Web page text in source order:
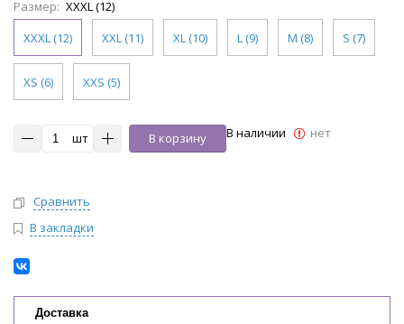
Размер: XXXL (12)
XXXL (12)
XXL (11) XL (10) L (9) M (8) S (7)
XS (6) XXS (5)
шт В корзину В наличии нет
Сравнить
В закладки
Доставка